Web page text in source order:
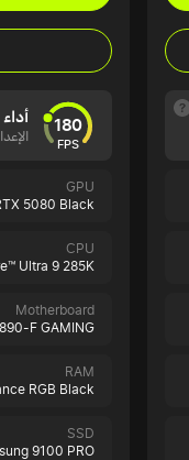
180
FPS
GPU
5080 Black
CPU
Ultra 9 285K
Motherboard
F GAMING
RAM
RGB Black
SSD
9100 PRO